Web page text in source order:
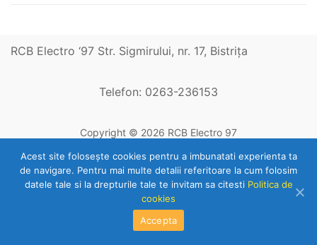
RCB Electro ‘97 Str. Sigmirului, nr. 17, Bistriţa
Telefon: 0263-236153
Copyright © 2026 RCB Electro 97
Acest site foloseşte cookies pentru a imbunatati experienta ta
de navigare. Pentru mai multe detalii referitoare la cum folosim
datele tale si la drepturile tale te invitam sa citesti Politica de
cookies
Accepta